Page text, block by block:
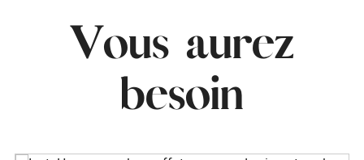
Vous aurez
besoin